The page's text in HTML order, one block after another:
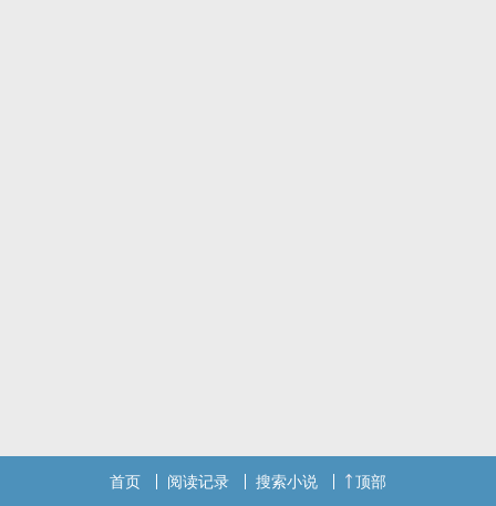
首页 阅读记录 搜索小说 顶部